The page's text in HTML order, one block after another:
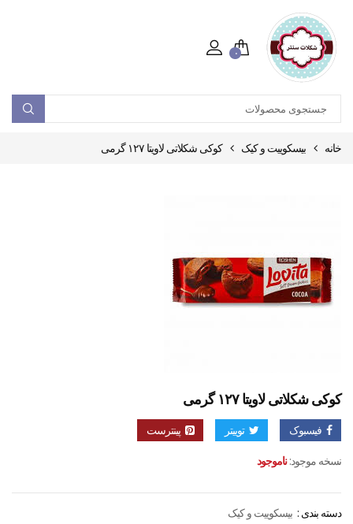
۰
خانه بیسکوییت و کیک کوکی شکلاتی لاویتا ۱۲۷ گرمی
کوکی شکلاتی لاویتا ۱۲۷ گرمی
فیسبوک توییتر پینترست
نسخه موجود: ناموجود
دسته بندی : بیسکوییت و کیک